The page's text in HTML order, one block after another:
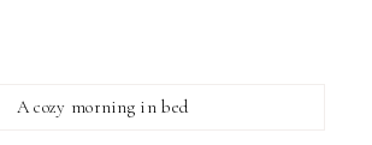
A cozy morning in bed